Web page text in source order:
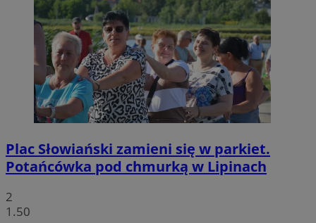
Plac Słowiański zamieni się w parkiet.
Potańcówka pod chmurką w Lipinach
2
1.50